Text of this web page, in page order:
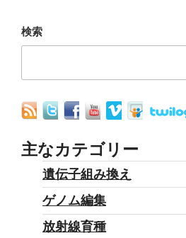
検索
主なカテゴリー
遺伝子組み換え
ゲノム編集
放射線育種